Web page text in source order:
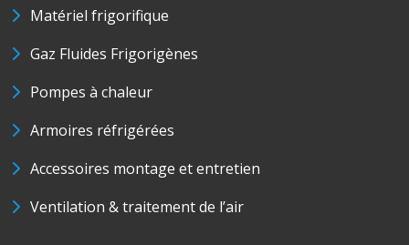
Matériel frigorifique
Gaz Fluides Frigorigènes
Pompes à chaleur
Armoires réfrigérées
Accessoires montage et entretien
Ventilation & traitement de l’air